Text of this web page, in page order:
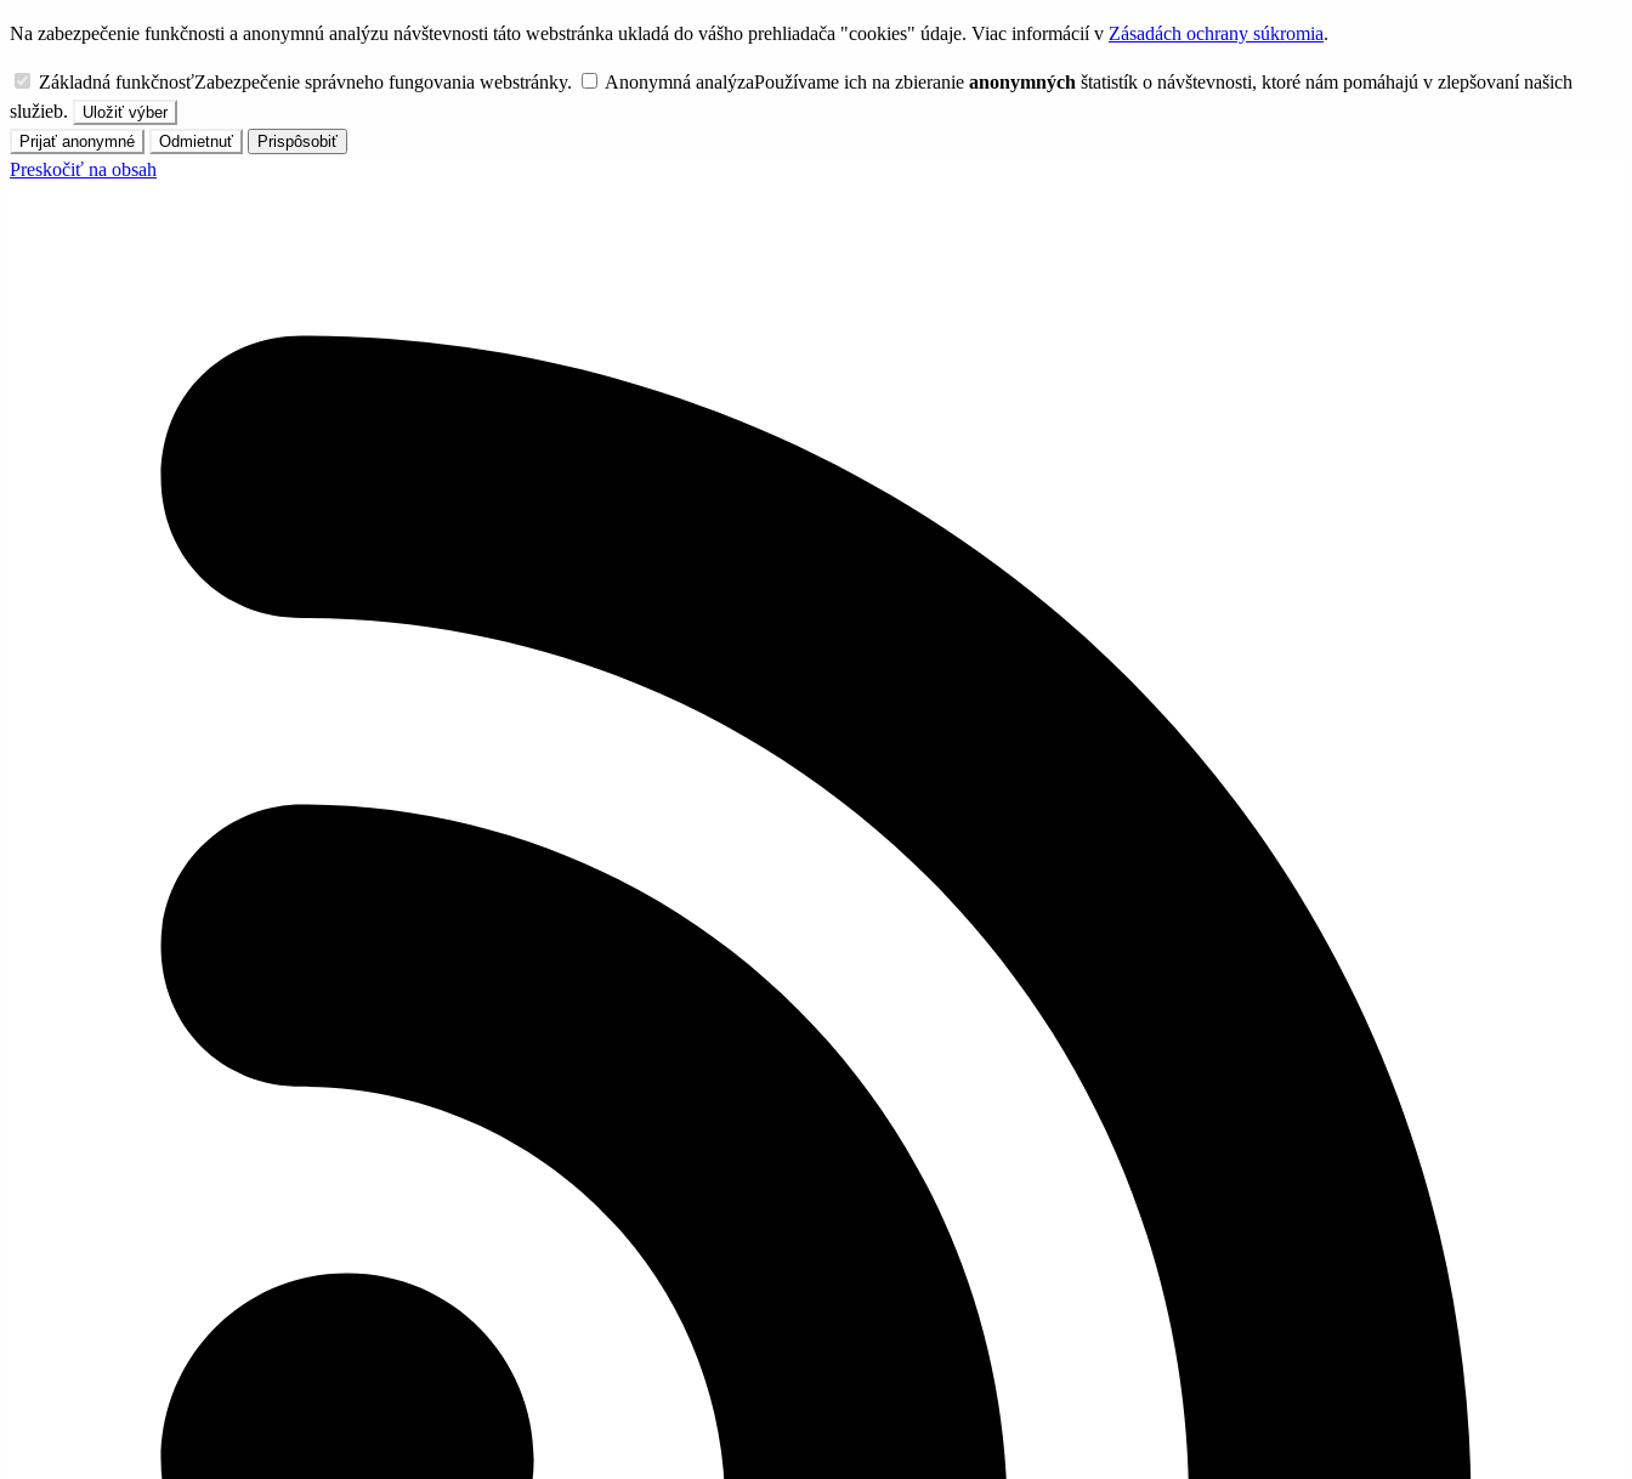
Na zabezpečenie funkčnosti a anonymnú analýzu návštevnosti táto webstránka ukladá do vášho prehliadača "cookies" údaje. Viac informácií v Zásadách ochrany súkromia.
Základná funkčnosťZabezpečenie správneho fungovania webstránky. Anonymná analýzaPoužívame ich na zbieranie anonymných štatistík o návštevnosti, ktoré nám pomáhajú v zlepšovaní našich
služieb.
Uložiť výber
Prijať anonymné
Odmietnuť Prispôsobiť
Preskočiť na obsah